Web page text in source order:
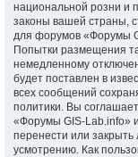
национальной розни и
законы вашей страны,
для форумов «Форумы
Попытки размещения
немедленному
будет поставлен в
всех сообщений
политики. Вы
«Форумы GIS-Lab.info»
перенести или
усмотрению. Как